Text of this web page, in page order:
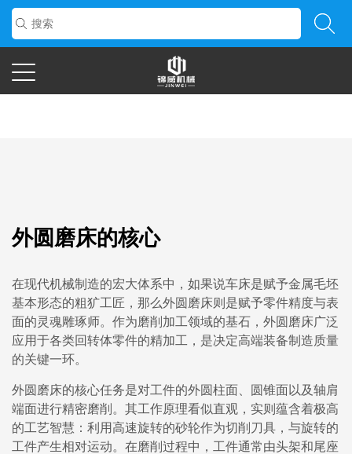
首页/新闻中心
外圆磨床的核心
在现代机械制造的宏大体系中，如果说车床是赋予金属毛坯
基本形态的粗犷工匠，那么外圆磨床则是赋予零件精度与表
面的灵魂雕琢师。作为磨削加工领域的基石，外圆磨床广泛
应用于各类回转体零件的精加工，是决定高端装备制造质量
的关键一环。
外圆磨床的核心任务是对工件的外圆柱面、圆锥面以及轴肩
端面进行精密磨削。其工作原理看似直观，实则蕴含着极高
的工艺智慧：利用高速旋转的砂轮作为切削刀具，与旋转的
工件产生相对运动。在磨削过程中，工件通常由头架和尾座